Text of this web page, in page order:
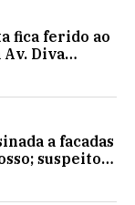
fica ferido ao
Diva
a facadas
suspeito é